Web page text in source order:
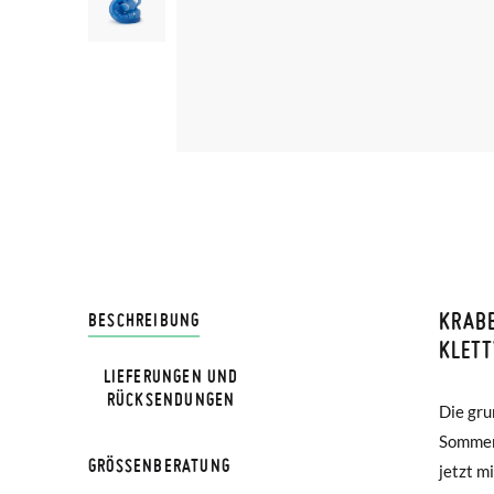
BESCHREIBUNG
Die
jetzt
Ein
LIEFERUNGEN UND
RÜCKSENDUNGEN
GRÖSSENBERATUNG